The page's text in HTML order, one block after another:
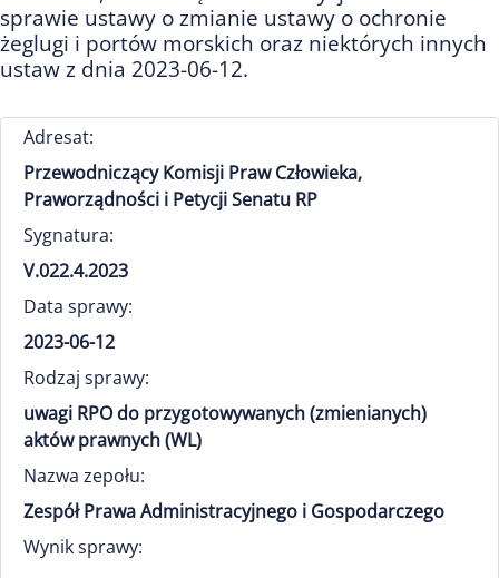
sprawie ustawy o zmianie ustawy o ochronie
żeglugi i portów morskich oraz niektórych innych
ustaw z dnia 2023-06-12.
Adresat:
Przewodniczący Komisji Praw Człowieka,
Praworządności i Petycji Senatu RP
Sygnatura:
V.022.4.2023
Data sprawy:
2023-06-12
Rodzaj sprawy:
uwagi RPO do przygotowywanych (zmienianych)
aktów prawnych (WL)
Nazwa zepołu:
Zespół Prawa Administracyjnego i Gospodarczego
Wynik sprawy: